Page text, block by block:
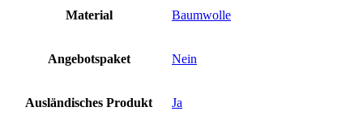
Material Baumwolle
Angebotspaket Nein
Ausländisches Produkt Ja